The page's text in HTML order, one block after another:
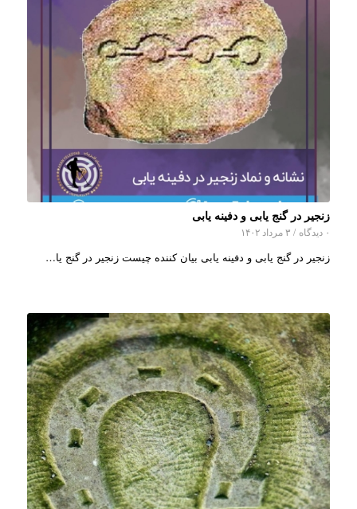
زنجیر در گنج یابی و دفینه یابی
۰ دیدگاه / ۳ مرداد ۱۴۰۲
زنجیر در گنج یابی و دفینه یابی بیان کننده چیست زنجیر در گنج یا…